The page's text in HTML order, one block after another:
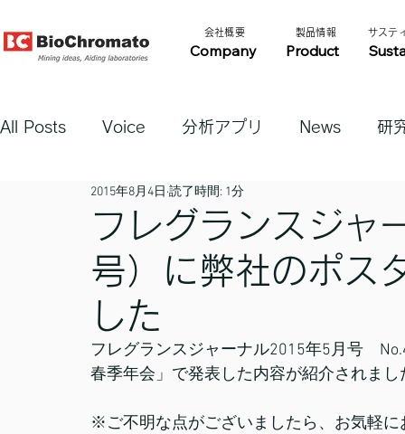
Company Product
​製品情報​​
​会社概要​​ サステ
All Posts Voice 分析アプリ News 研
フレグランスジ
号）に弊社のポス
した
2015年8月4日 読了時間: 1分
フレグランスジャーナル2015年5月号　
春季年会」で発表した内容が紹介されまし
※ご不明な点がございましたら、お気軽に